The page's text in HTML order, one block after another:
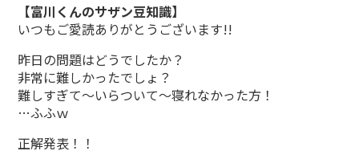
【富川くんのサザン豆知識】
いつもご愛読ありがとうございます!!
昨日の問題はどうでしたか？
非常に難しかったでしょ？
難しすぎて～いらついて～寝れなかった方！
…ふふｗ
正解発表！！